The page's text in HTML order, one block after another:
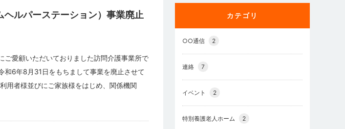
ヘルパーステーション）事業廃止
ご愛顧いただいておりました訪問介護事業所で
和6年8月31日をもちまして事業を廃止させて
用者様並びにご家族様をはじめ、関係機関
カテゴリ
○○通信 2
連絡 7
イベント 2
特別養護老人ホーム 2